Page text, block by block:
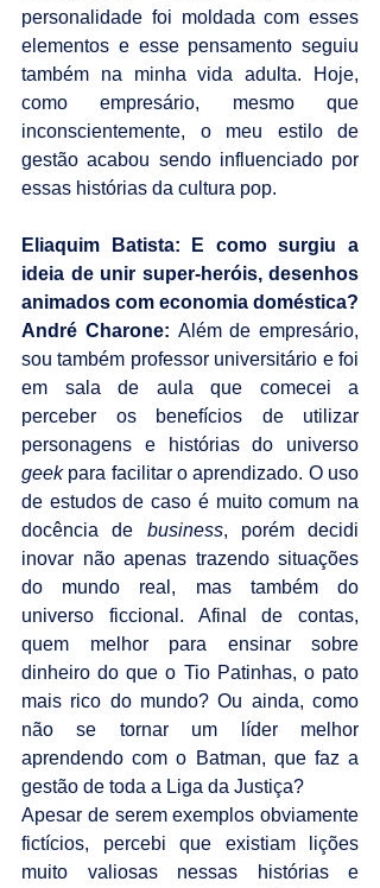
personalidade foi moldada com esses
elementos e esse pensamento seguiu
também na minha vida adulta. Hoje,
como empresário, mesmo que
inconscientemente, o meu estilo de
gestão acabou sendo influenciado por
essas histórias da cultura pop.
Eliaquim Batista: E como surgiu a
ideia de unir super-heróis, desenhos
animados com economia doméstica?
André Charone: Além de empresário,
sou também professor universitário e foi
em sala de aula que comecei a
perceber os benefícios de utilizar
geek para facilitar o aprendizado. O uso
de estudos de caso é muito comum na
docência de business, porém decidi
inovar não apenas trazendo situações
do mundo real, mas também do
universo ficcional. Afinal de contas,
quem melhor para ensinar sobre
dinheiro do que o Tio Patinhas, o pato
mais rico do mundo? Ou ainda, como
não se tornar um líder melhor
aprendendo com o Batman, que faz a
gestão de toda a Liga da Justiça?
Apesar de serem exemplos obviamente
fictícios, percebi que existiam lições
muito valiosas nessas histórias e